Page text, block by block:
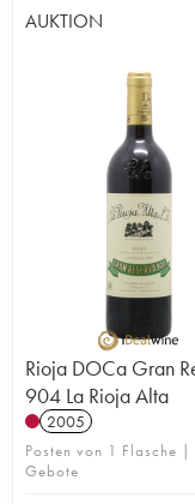
AUKTION
Rioja DOCa Gran
904 La Rioja Alta
2005
Posten von 1 Flasche |
Gebote